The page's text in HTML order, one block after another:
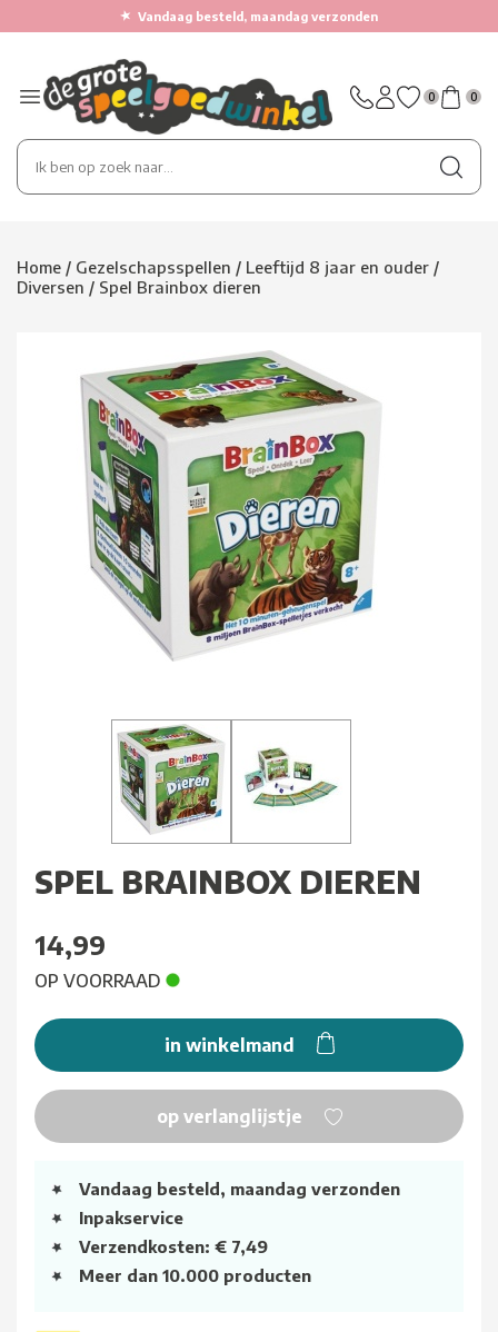
★ Vandaag besteld, maandag verzonden
0 0
Home / Gezelschapsspellen / Leeftijd 8 jaar en ouder /
Diversen / Spel Brainbox dieren
SPEL BRAINBOX DIEREN
14,99
OP VOORRAAD
in winkelmand
op verlanglijstje
Vandaag besteld, maandag verzonden
Inpakservice
Verzendkosten: € 7,49
Meer dan 10.000 producten